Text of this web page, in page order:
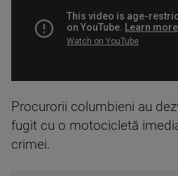
Procurorii columbieni au
fugit cu o motocicletă
crimei.